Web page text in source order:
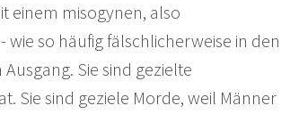
einem misogynen, also
so häufig fälschlicherweise in den
Sie sind gezielte
Sie sind geziele Morde, weil Männer